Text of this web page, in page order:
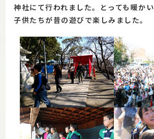
神社にて行われました。とっても暖か
子供たちが昔の遊びで楽しみました。